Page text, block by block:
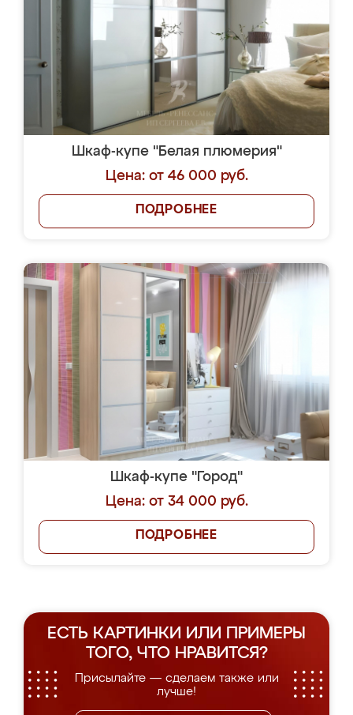
Шкаф-купе "Белая плюмерия"
Цена: от 46 000 руб.
ПОДРОБНЕЕ
Шкаф-купе "Город"
Цена: от 34 000 руб.
ПОДРОБНЕЕ
ЕСТЬ КАРТИНКИ ИЛИ ПРИМЕРЫ
ТОГО, ЧТО НРАВИТСЯ?
Присылайте — сделаем также или
лучше!